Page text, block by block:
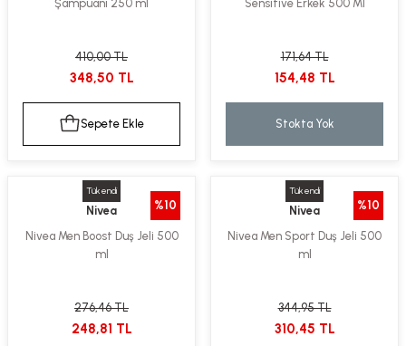
Şampuanı 250 ml
410,00 TL
348,50 TL
Sepete Ekle
Sensitive Erkek 500 Ml
171,64 TL
154,48 TL
Stokta Yok
Tükendi
%10
Nivea
Nivea Men Boost Duş Jeli 500
ml
276,46 TL
248,81 TL
Tükendi
%10
Nivea
Nivea Men Sport Duş Jeli 500
ml
344,95 TL
310,45 TL